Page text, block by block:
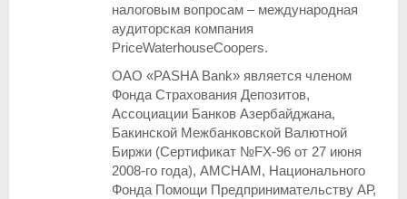
налоговым вопросам – международная
аудиторская компания
PriceWaterhouseCoopers.
ОАО «PASHA Bank» является членом
Фонда Страхования Депозитов,
Ассоциации Банков Азербайджана,
Бакинской Межбанковской Валютной
Биржи (Сертификат №FX-96 от 27 июня
2008-го года), AMCHAM, Национального
Фонда Помощи Предпринимательству АР,